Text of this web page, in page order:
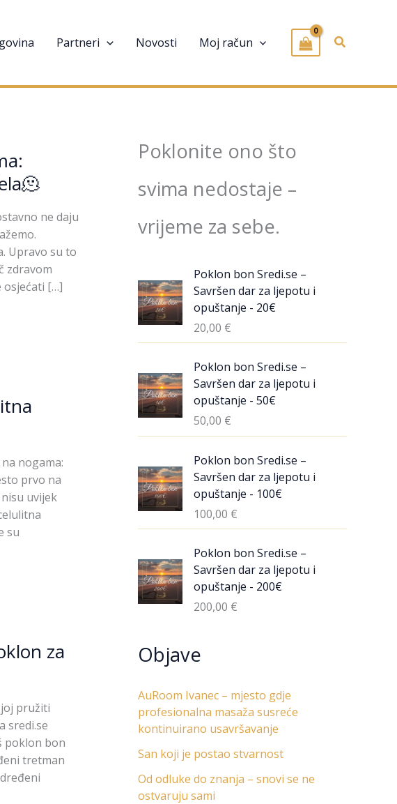
Partneri Novosti Moj račun
ne daju
Upravo su to
zdravom
osjećati […]
nogama:
prvo na
uvijek
su
za
pružiti
sredi.se
poklon bon
tretman
Poklonite ono što
svima nedostaje –
vrijeme za sebe.
Poklon bon Sredi.se –
Savršen dar za ljepotu i
opuštanje - 20€
20,00 €
Poklon bon Sredi.se –
Savršen dar za ljepotu i
opuštanje - 50€
50,00 €
Poklon bon Sredi.se –
Savršen dar za ljepotu i
opuštanje - 100€
100,00 €
Poklon bon Sredi.se –
Savršen dar za ljepotu i
opuštanje - 200€
200,00 €
Objave
AuRoom Ivanec – mjesto gdje
profesionalna masaža susreće
kontinuirano usavršavanje
San koji je postao stvarnost
Od odluke do znanja – snovi se ne
ostvaruju sami